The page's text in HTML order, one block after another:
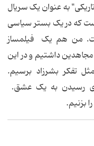
به عنوان یک سریال
که در یک بستر سیاسی
من هم یک فیلمساز
داشتیم و در این
تفکر بشرزاد برسیم.
رسیدن به یک عشق.
بزنیم.